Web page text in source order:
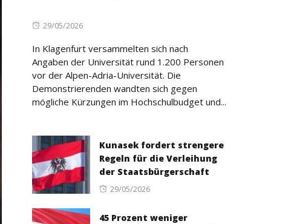
Posted
29/05/2026
In Klagenfurt versammelten sich nach
Angaben der Universität rund 1.200 Personen
vor der Alpen-Adria-Universität. Die
Demonstrierenden wandten sich gegen
mögliche Kürzungen im Hochschulbudget und...
Kunasek fordert strengere
Regeln für die Verleihung
der Staatsbürgerschaft
Posted
29/05/2026
45 Prozent weniger